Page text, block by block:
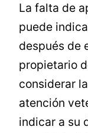
La falta de
puede
después de
propietario
considerar
atención
indicar a su